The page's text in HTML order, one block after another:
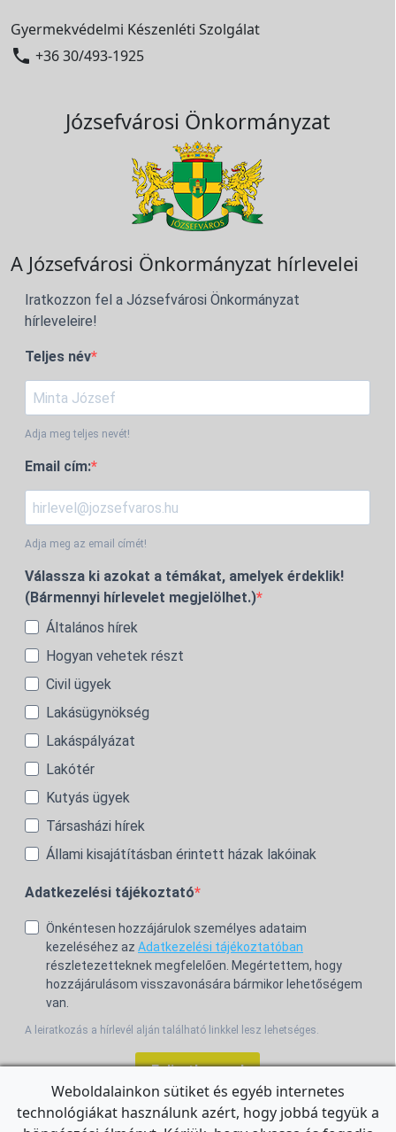
Gyermekvédelmi Készenléti Szolgálat
 +36 30/493-1925
Józsefvárosi Önkormányzat
A Józsefvárosi Önkormányzat hírlevelei
Iratkozzon fel a Józsefvárosi Önkormányzat
hírleveleire!
Teljes név
Adja meg teljes nevét!
Email cím:
Adja meg az email címét!
Válassza ki azokat a témákat, amelyek érdeklik!
(Bármennyi hírlevelet megjelölhet.)
Általános hírek
Hogyan vehetek részt
Civil ügyek
Lakásügynökség
Lakáspályázat
Lakótér
Kutyás ügyek
Társasházi hírek
Állami kisajátításban érintett házak lakóinak
Adatkezelési tájékoztató
Önkéntesen hozzájárulok személyes adataim
kezeléséhez az Adatkezelési tájékoztatóban
részletezetteknek megfelelően. Megértettem, hogy
hozzájárulásom visszavonására bármikor lehetőségem
van.
A leiratkozás a hírlevél alján található linkkel lesz lehetséges.
Feliratkozom!
Weboldalainkon sütiket és egyéb internetes
technológiákat használunk azért, hogy jobbá tegyük a